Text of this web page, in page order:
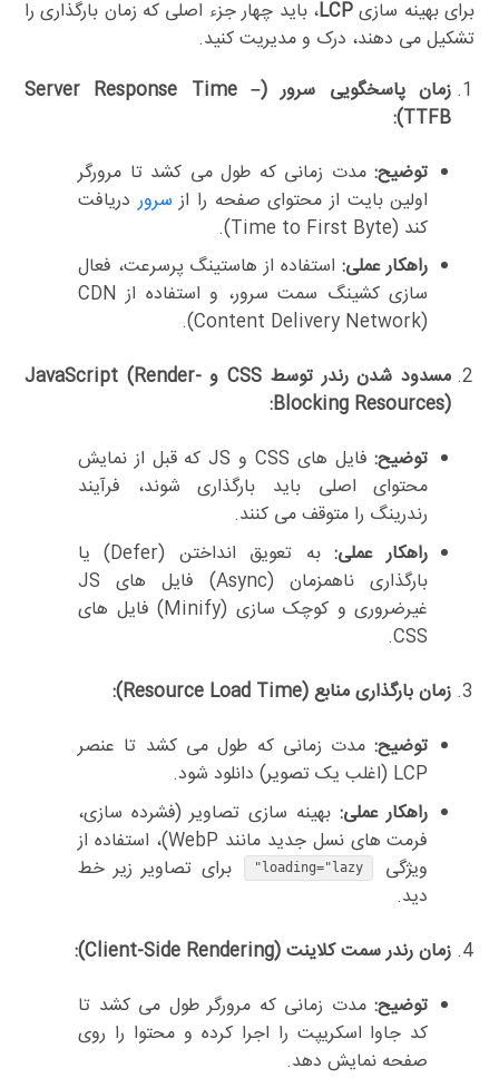
برای بهینه سازیLCP، باید چهار جزء اصلی که زمان بارگذاری را
تشکیل می دهند، درک و مدیریت کنید.
زمان پاسخگویی سرور (Server Response Time –
TTFB):
توضیح:مدت زمانی که طول می کشد تا مرورگر
اولین بایت از محتوای صفحه را از سروردریافت
کند (Time to First Byte).
راهکار عملی: استفاده از هاستینگ پرسرعت، فعال
سازی کشینگ سمت سرور، و استفاده از CDN
(Content Delivery Network).
مسدود شدن رندر توسط CSS و JavaScript (Render-
Blocking Resources):
توضیح:
فایل های CSS و JS که قبل از نمایش
محتوای اصلی باید بارگذاری شوند، فرآیند
رندرینگ را متوقف می کنند.
راهکار عملی:
به تعویق انداختن (Defer) یا
بارگذاری ناهمزمان (Async) فایل های JS
غیرضروری و کوچک سازی (Minify) فایل های
CSS.
زمان بارگذاری منابع (Resource Load Time):
توضیح:مدت زمانی که طول می کشد تا عنصر
LCP (اغلب یک تصویر) دانلود شود.
راهکار عملی: بهینه سازی تصاویر (فشرده سازی،
فرمت های نسل جدید مانند WebP)، استفاده از
ویژگی
loading="lazy"
برای تصاویر زیر خط
دید.
زمان رندر سمت کلاینت (Client-Side Rendering):
توضیح:مدت زمانی که مرورگر طول می کشد تا
کد جاوا اسکریپت را اجرا کرده و محتوا را روی
صفحه نمایش دهد.